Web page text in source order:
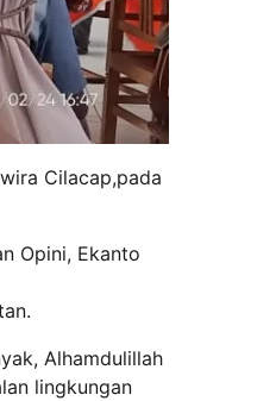
Cilacap,pada
Opini, Ekanto
Alhamdulillah
lingkungan